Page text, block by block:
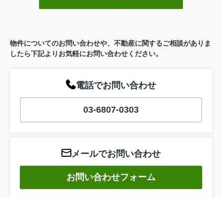
物件についてのお問い合わせや、不動産に関するご相談がありま
したら下記よりお気軽にお問い合わせください。
電話でお問い合わせ
03-6807-0303
メールでお問い合わせ
お問い合わせフォーム